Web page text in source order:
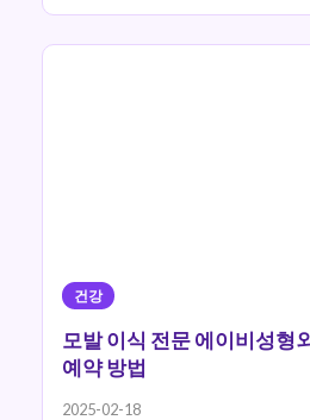
건강
모발 이식 전문 에이비성형
예약 방법
2025-02-18